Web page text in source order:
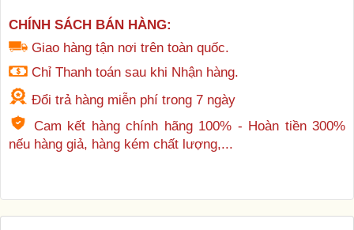
CHÍNH SÁCH BÁN HÀNG:
Giao hàng tận nơi trên toàn quốc.
Chỉ Thanh toán sau khi Nhận hàng.
Đổi trả hàng miễn phí trong 7 ngày
Cam kết hàng chính hãng 100% - Hoàn tiền 300%
nếu hàng giả, hàng kém chất lượng,...